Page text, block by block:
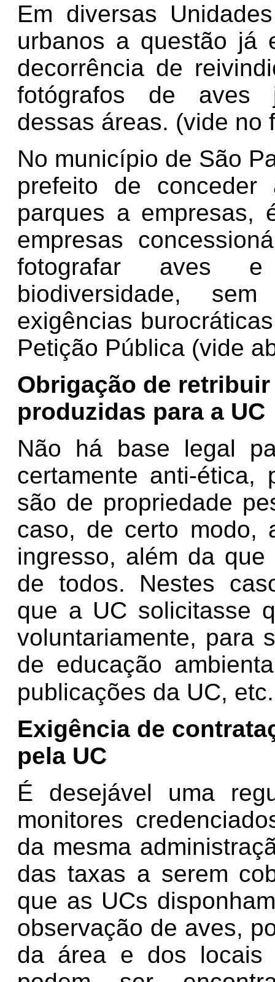
Em diversas
urbanos a questão já
decorrência de
fotógrafos de aves
dessas áreas. (vide no
No município de São
prefeito de conceder
parques a empresas,
empresas
fotografar aves
biodiversidade,
exigências
Petição Pública (vide
Obrigação de
produzidas para a UC
Não há base legal
certamente anti-ética,
são de propriedade
caso, de certo modo,
ingresso, além da
de todos. Nestes
que a UC solicitasse
voluntariamente, para
de educação
publicações da UC, etc.
Exigência de
pela UC
É desejável uma
monitores
da mesma
das taxas a serem
que as UCs
observação de aves,
da área e dos locais